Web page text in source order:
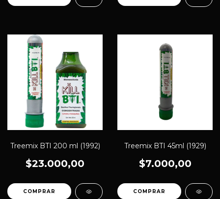
Treemix BTI 200 ml (1992)
$23.000,00
Treemix BTI 45ml (1929)
$7.000,00